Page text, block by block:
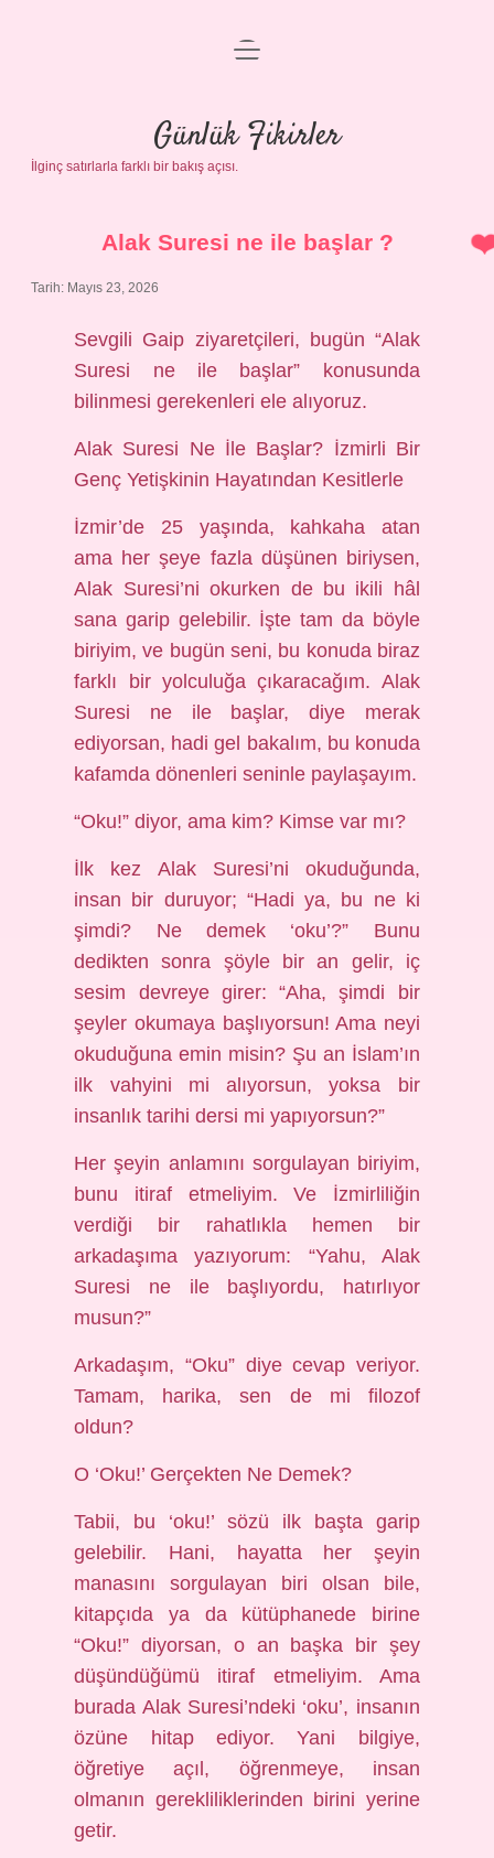
Anasayfa
Gizlilik Politikası
Yasal Uyarı
menüyü
Günlük Fikirler
İlginç satırlarla farklı bir bakış açısı.
Alak Suresi ne ile başlar ?
Tarih: Mayıs 23, 2026
Sevgili Gaip ziyaretçileri, bugün “Alak
Suresi ne ile başlar” konusunda
bilinmesi gerekenleri ele alıyoruz.
Alak Suresi Ne İle Başlar? İzmirli Bir
Genç Yetişkinin Hayatından Kesitlerle
İzmir’de 25 yaşında, kahkaha atan
ama her şeye fazla düşünen biriysen,
Alak Suresi’ni okurken de bu ikili hâl
sana garip gelebilir. İşte tam da böyle
biriyim, ve bugün seni, bu konuda biraz
farklı bir yolculuğa çıkaracağım. Alak
Suresi ne ile başlar, diye merak
ediyorsan, hadi gel bakalım, bu konuda
kafamda dönenleri seninle paylaşayım.
“Oku!” diyor, ama kim? Kimse var mı?
İlk kez Alak Suresi’ni okuduğunda,
insan bir duruyor; “Hadi ya, bu ne ki
şimdi? Ne demek ‘oku’?” Bunu
dedikten sonra şöyle bir an gelir, iç
sesim devreye girer: “Aha, şimdi bir
şeyler okumaya başlıyorsun! Ama neyi
okuduğuna emin misin? Şu an İslam’ın
ilk vahyini mi alıyorsun, yoksa bir
insanlık tarihi dersi mi yapıyorsun?”
Her şeyin anlamını sorgulayan biriyim,
bunu itiraf etmeliyim. Ve İzmirliliğin
verdiği bir rahatlıkla hemen bir
arkadaşıma yazıyorum: “Yahu, Alak
Suresi ne ile başlıyordu, hatırlıyor
musun?”
Arkadaşım, “Oku” diye cevap veriyor.
Tamam, harika, sen de mi filozof
oldun?
O ‘Oku!’ Gerçekten Ne Demek?
Tabii, bu ‘oku!’ sözü ilk başta garip
gelebilir. Hani, hayatta her şeyin
manasını sorgulayan biri olsan bile,
kitapçıda ya da kütüphanede birine
“Oku!” diyorsan, o an başka bir şey
düşündüğümü itiraf etmeliyim. Ama
burada Alak Suresi’ndeki ‘oku’, insanın
özüne hitap ediyor. Yani bilgiye,
öğretiye açıl, öğrenmeye, insan
olmanın gerekliliklerinden birini yerine
getir.